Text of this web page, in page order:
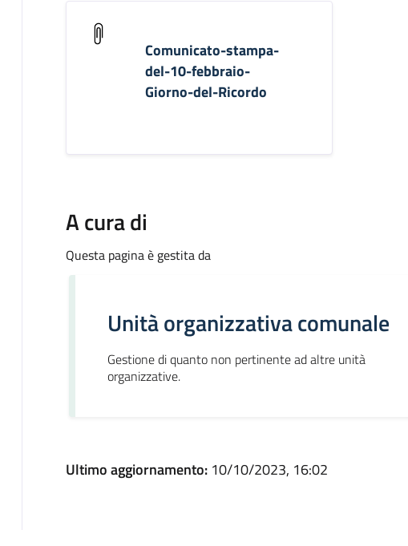
Comunicato-stampa-
del-10-febbraio-
Giorno-del-Ricordo
A cura di
Questa pagina è gestita da
Unità organizzativa comunale
Gestione di quanto non pertinente ad altre unità
organizzative.
Ultimo aggiornamento: 10/10/2023, 16:02